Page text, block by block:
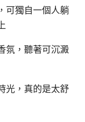
可獨自一個人躺
氛，聽著可沉澱
光，真的是太舒